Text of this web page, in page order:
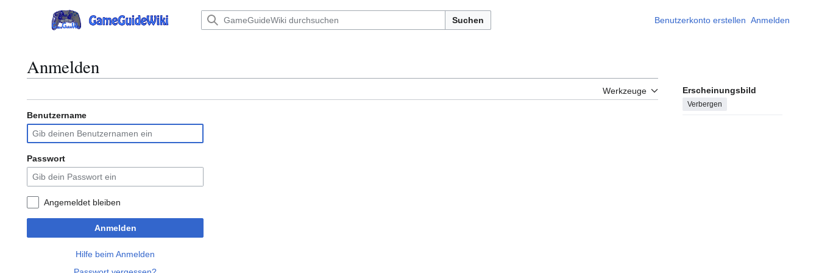
Hauptmenü Suchen Benutzerkonto erstellen Anmelden
Anmelden
Werkzeuge Erscheinungsbild
Verbergen
Benutzername
Passwort
Angemeldet bleiben
Anmelden
Hilfe beim Anmelden